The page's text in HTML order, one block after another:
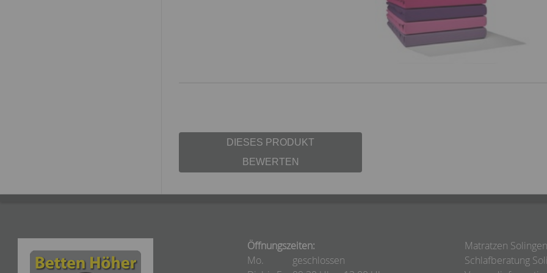
DIESES PRODUKT
BEWERTEN
Öffnungszeiten:
Mo.
geschlossen
Matratzen Solingen
Schlafberatung